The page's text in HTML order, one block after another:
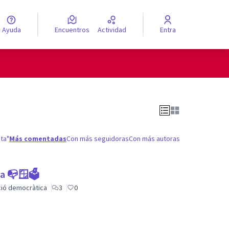
el idioma
Ayuda Encuentros Actividad Entra
Más comentadasCon más seguidorasCon más autoras
📭🪟🗳
democràtica 3 0